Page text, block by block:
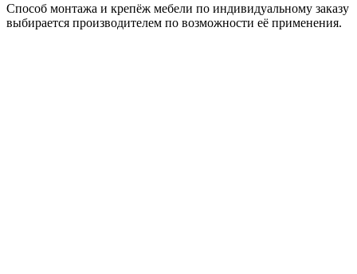
Способ монтажа и крепёж мебели по индивидуальному заказу
выбирается производителем по возможности её применения.